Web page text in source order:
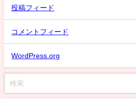
投稿フィード
コメントフィード
WordPress.org